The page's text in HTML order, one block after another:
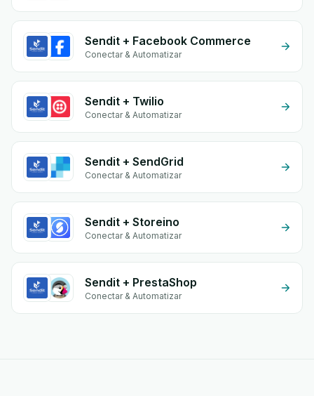
Sendit + Facebook Commerce
Conectar & Automatizar
Sendit + Twilio
Conectar & Automatizar
Sendit + SendGrid
Conectar & Automatizar
Sendit + Storeino
Conectar & Automatizar
Sendit + PrestaShop
Conectar & Automatizar